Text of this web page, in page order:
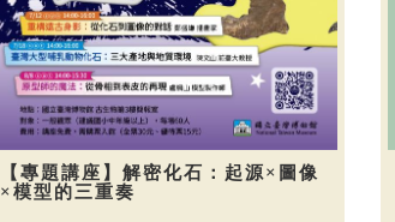
【專題講座】解密化石：起源×圖像
×模型的三重奏